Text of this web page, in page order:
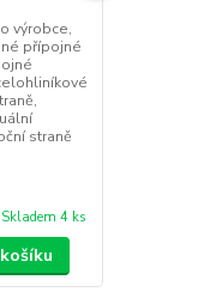
výrobce,
přípojné
straně
Skladem 4 ks